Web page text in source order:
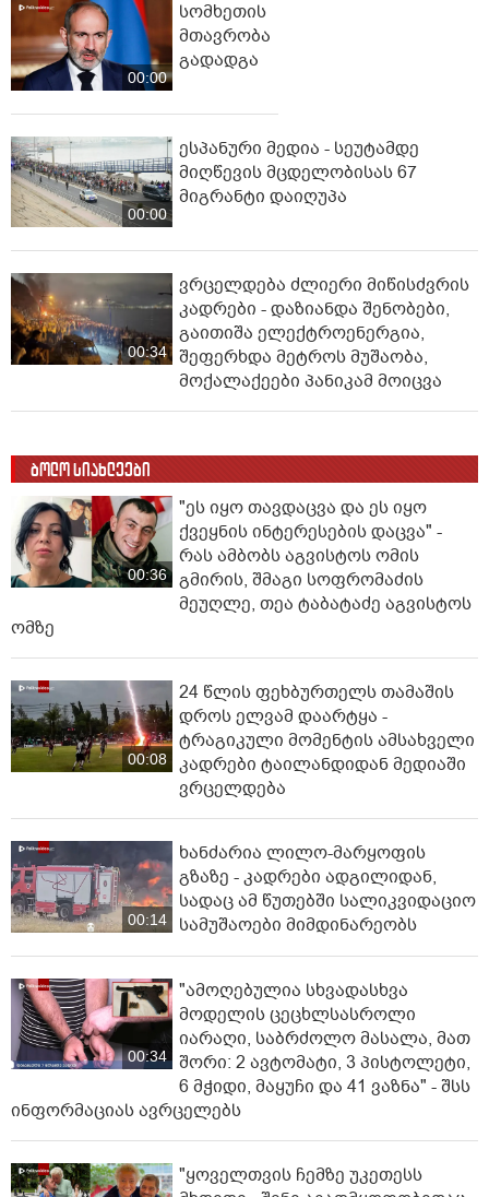
00:00
სომხეთის
მთავრობა
გადადგა
00:00
ესპანური მედია - სეუტამდე
მიღწევის მცდელობისას 67
მიგრანტი დაიღუპა
00:34
ვრცელდება ძლიერი მიწისძვრის
კადრები - დაზიანდა შენობები,
გაითიშა ელექტროენერგია,
შეფერხდა მეტროს მუშაობა,
მოქალაქეები პანიკამ მოიცვა
ბოლო სიახლეები
00:36
"ეს იყო თავდაცვა და ეს იყო
ქვეყნის ინტერესების დაცვა" -
რას ამბობს აგვისტოს ომის
გმირის, შმაგი სოფრომაძის
მეუღლე, თეა ტაბატაძე აგვისტოს
ომზე
00:08
24 წლის ფეხბურთელს თამაშის
დროს ელვამ დაარტყა -
ტრაგიკული მომენტის ამსახველი
კადრები ტაილანდიდან მედიაში
ვრცელდება
00:14
ხანძარია ლილო-მარყოფის
გზაზე - კადრები ადგილიდან,
სადაც ამ წუთებში სალიკვიდაციო
სამუშაოები მიმდინარეობს
00:34
"ამოღებულია სხვადასხვა
მოდელის ცეცხლსასროლი
იარაღი, საბრძოლო მასალა, მათ
შორი: 2 ავტომატი, 3 პისტოლეტი,
6 მჭიდი, მაყუჩი და 41 ვაზნა" - შსს
ინფორმაციას ავრცელებს
"ყოველთვის ჩემზე უკეთესს